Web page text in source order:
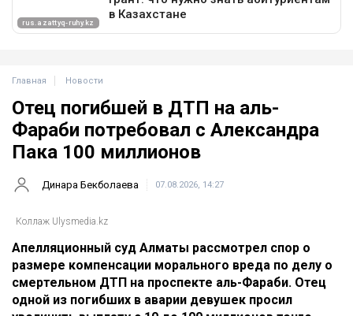
Главная Новости
Отец погибшей в ДТП на аль-
Фараби потребовал с Александра
Пака 100 миллионов
Динара Бекболаева 07.08.2026, 14:27